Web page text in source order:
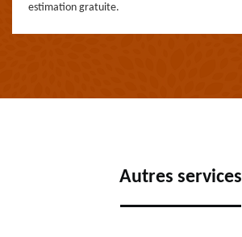
estimation gratuite.
Autres services